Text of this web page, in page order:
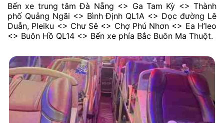
Bến xe trung tâm Đà Nẵng <> Ga Tam Kỳ <> Thành
phố Quảng Ngãi <> Bình Định QL1A <> Dọc đường Lê
Duẫn, Pleiku <> Chư Sê <> Chợ Phú Nhơn <> Ea H’leo
<> Buôn Hồ QL14 <> Bến xe phía Bắc Buôn Ma Thuột.